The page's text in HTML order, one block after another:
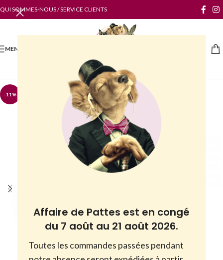
Affaire de Pattes est en congé
du 7 août au 21 août 2026.
Toutes les commandes passées pendant
QUI SOMMES-NOUS / SERVICE CLIENTS
MENU
-11%